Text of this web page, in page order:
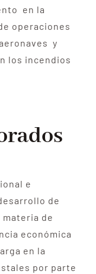
en la
operaciones
y
los incendios
e
de
de
económica
en la
por parte